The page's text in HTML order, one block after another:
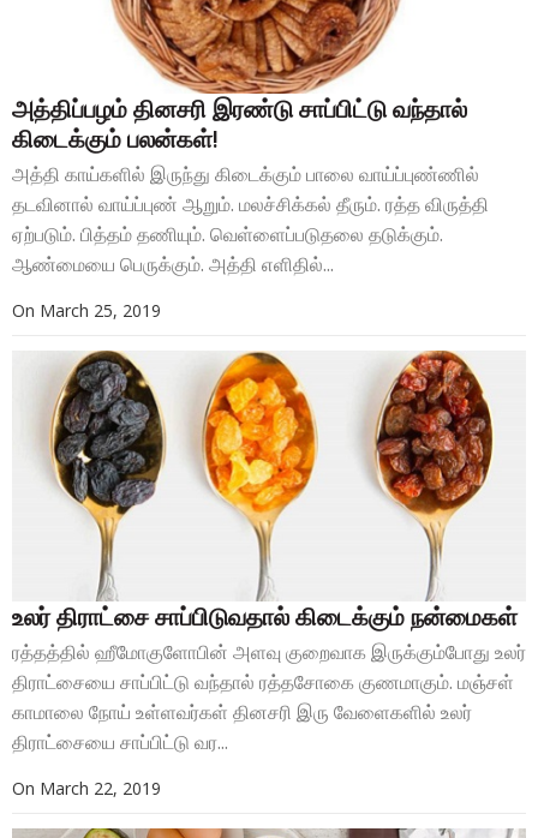
அத்திப்பழம் தினசரி இரண்டு சாப்பிட்டு வந்தால்
கிடைக்கும் பலன்கள்!
அத்தி காய்களில் இருந்து கிடைக்கும் பாலை வாய்ப்புண்ணில்
தடவினால் வாய்ப்புண் ஆறும். மலச்சிக்கல் தீரும். ரத்த விருத்தி
ஏற்படும். பித்தம் தணியும். வெள்ளைப்படுதலை தடுக்கும்.
ஆண்மையை பெருக்கும். அத்தி எளிதில்...
On March 25, 2019
உலர் திராட்சை சாப்பிடுவதால் கிடைக்கும் நன்மைகள்
ரத்தத்தில் ஹீமோகுளோபின் அளவு குறைவாக இருக்கும்போது உலர்
திராட்சையை சாப்பிட்டு வந்தால் ரத்தசோகை குணமாகும். மஞ்சள்
காமாலை நோய் உள்ளவர்கள் தினசரி இரு வேளைகளில் உலர்
திராட்சையை சாப்பிட்டு வர...
On March 22, 2019